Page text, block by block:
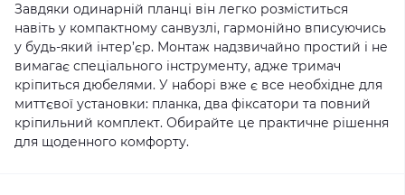
Завдяки одинарній планці він легко розміститься
навіть у компактному санвузлі, гармонійно вписуючись
у будь-який інтер’єр. Монтаж надзвичайно простий і не
вимагає спеціального інструменту, адже тримач
кріпиться дюбелями. У наборі вже є все необхідне для
миттєвої установки: планка, два фіксатори та повний
кріпильний комплект. Обирайте це практичне рішення
для щоденного комфорту.